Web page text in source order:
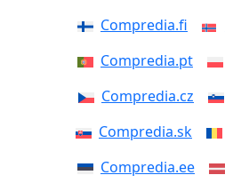
Compredia.fi
Compredia.pt
Compredia.cz
Compredia.sk
Compredia.ee